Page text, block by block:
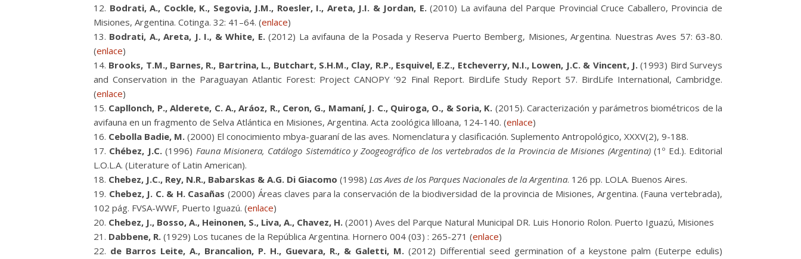
Bodrati, A., Cockle, K., Segovia, J.M., Roesler, I., Areta, J.I. & Jordan, E.(2010) La avifauna del Parque Provincial Cruce Caballero, Provincia de
Misiones, Argentina. Cotinga. 32: 41–64. (enlace)
Bodrati, A., Areta, J. I., & White, E.(2012) La avifauna de la Posada y Reserva Puerto Bemberg, Misiones, Argentina. Nuestras Aves 57: 63-80.
(enlace)
Brooks, T.M., Barnes, R., Bartrina, L., Butchart, S.H.M., Clay, R.P., Esquivel, E.Z., Etcheverry, N.I., Lowen, J.C. & Vincent, J.(1993) Bird Surveys
and Conservation in the Paraguayan Atlantic Forest: Project CANOPY ’92 Final Report. BirdLife Study Report 57. BirdLife International, Cambridge.
(enlace)
Capllonch, P., Alderete, C. A., Aráoz, R., Ceron, G., Mamaní, J. C., Quiroga, O., & Soria, K. (2015). Caracterización y parámetros biométricos de la
avifauna en un fragmento de Selva Atlántica en Misiones, Argentina. Acta zoológica lilloana, 124-140. (enlace)
Cebolla Badie, M. (2000) El conocimiento mbya-guaraní de las aves. Nomenclatura y clasificación. Suplemento Antropológico, XXXV(2), 9-188.
Chébez, J.C.(1996) Fauna Misionera, Catálogo Sistemático y Zoogeográfico de los vertebrados de la Provincia de Misiones (Argentina)(1º Ed.). Editorial
L.O.L.A. (Literature of Latin American).
Chebez, J.C., Rey, N.R., Babarskas & A.G. Di Giacomo (1998) Las Aves de los Parques Nacionales de la Argentina. 126 pp. LOLA. Buenos Aires.
Chebez, J. C. & H. Casañas (2000) Áreas claves para la conservación de la biodiversidad de la provincia de Misiones, Argentina. (Fauna vertebrada),
102 pág. FVSA-WWF, Puerto Iguazú. (enlace)
Chebez, J., Bosso, A., Heinonen, S., Liva, A., Chavez, H. (2001) Aves del Parque Natural Municipal DR. Luis Honorio Rolon. Puerto Iguazú, Misiones
Dabbene, R. (1929) Los tucanes de la República Argentina. Hornero 004 (03) : 265-271 (enlace)
de Barros Leite, A., Brancalion, P. H., Guevara, R., & Galetti, M. (2012) Differential seed germination of a keystone palm (Euterpe edulis)